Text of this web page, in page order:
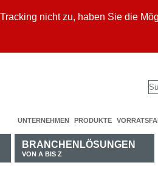
nicht zu, haben Sie die
UNTERNEHMEN PRODUKTE
BRANCHENLÖSUNGEN
VON A BIS Z